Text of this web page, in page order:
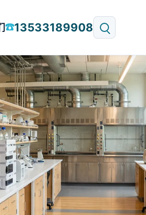
☎13533189908